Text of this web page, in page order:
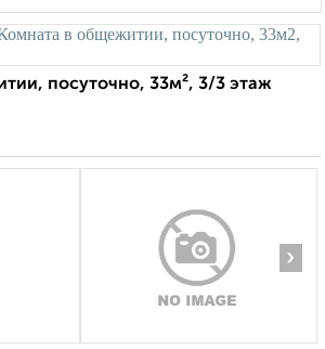
посуточно, 33м², 3/3 этаж
›